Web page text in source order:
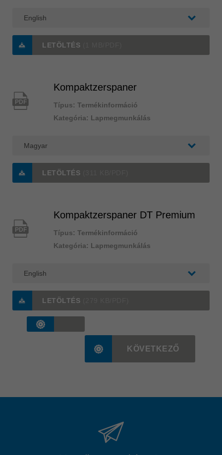
LETÖLTÉS
PDF
Kompaktzerspaner
Típus: Termékinformáció
Kategória: Lapmegmunkálás
LETÖLTÉS
PDF
Kompaktzerspaner DT Premium
Típus: Termékinformáció
Kategória: Lapmegmunkálás
LETÖLTÉS
KÖVETKEZŐ